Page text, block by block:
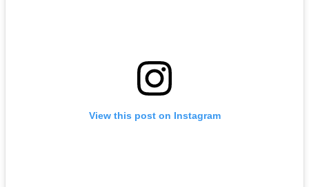
View this post on Instagram